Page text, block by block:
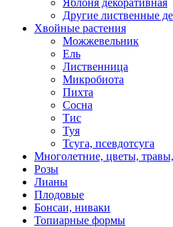
Другие лиственные
Хвойные растения
Можжевельник
Ель
Лиственница
Микробиота
Пихта
Сосна
Тис
Туя
Тсуга, псевдотсуга
Многолетние, цветы,
Розы
Лианы
Плодовые
Бонсаи, ниваки
Топиарные формы